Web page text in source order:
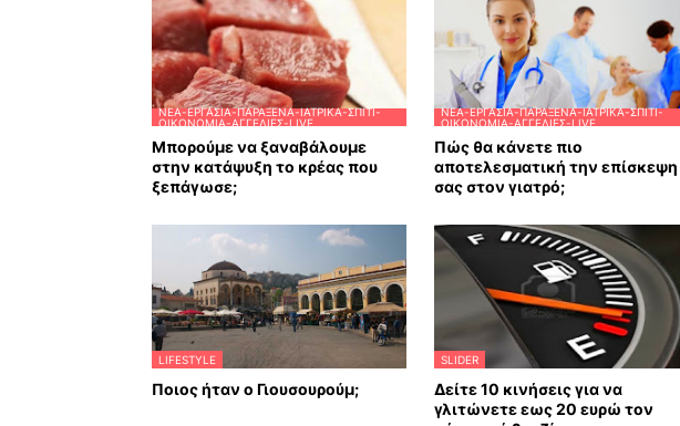
ΝΈΑ-ΕΡΓΑΣΊΑ-ΠΑΡΆΞΕΝΑ-ΙΑΤΡΙΚΆ-ΣΠΊΤΙ-
ΟΙΚΟΝΟΜΊΑ-ΑΓΓΕΛΊΕΣ-LIVE
Μπορούμε να ξαναβάλουμε
στην κατάψυξη το κρέας που
ξεπάγωσε;
ΝΈΑ-ΕΡΓΑΣΊΑ-ΠΑΡΆΞΕΝΑ-ΙΑΤΡΙΚΆ-ΣΠΊΤΙ-
ΟΙΚΟΝΟΜΊΑ-ΑΓΓΕΛΊΕΣ-LIVE
Πώς θα κάνετε πιο
αποτελεσματική την επίσκεψη
σας στον γιατρό;
LIFESTYLE
Ποιος ήταν ο Γιουσουρούμ;
SLIDER
Δείτε 10 κινήσεις για να
γλιτώνετε εως 20 ευρώ τον